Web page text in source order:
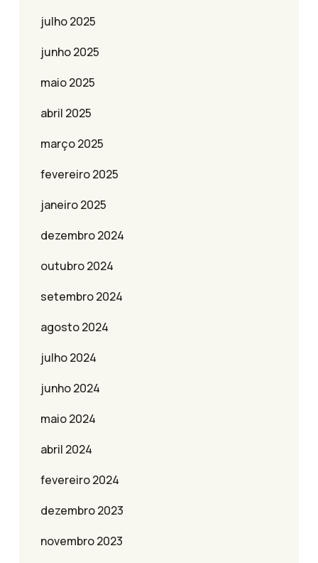
julho 2025
junho 2025
maio 2025
abril 2025
março 2025
fevereiro 2025
janeiro 2025
dezembro 2024
outubro 2024
setembro 2024
agosto 2024
julho 2024
junho 2024
maio 2024
abril 2024
fevereiro 2024
dezembro 2023
novembro 2023